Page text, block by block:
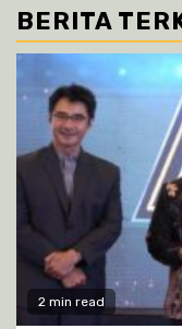
BERITA
2 min read